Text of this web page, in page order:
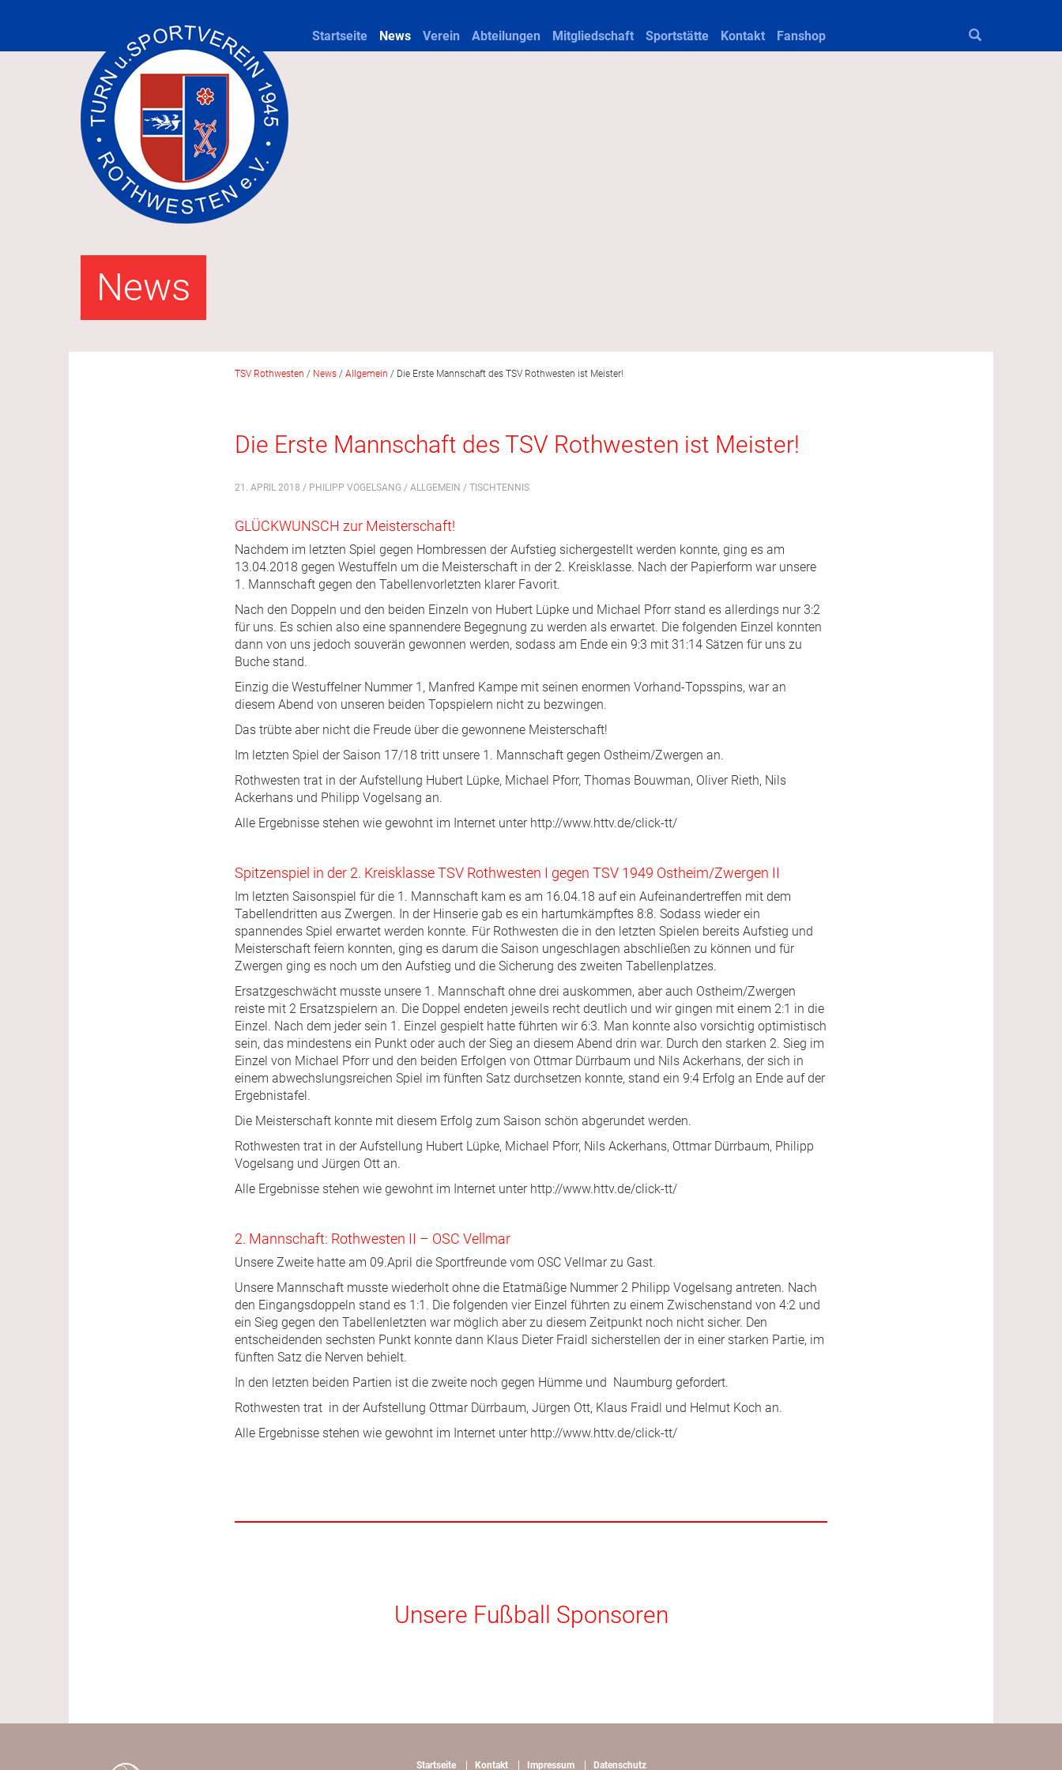
Startseite News Verein Abteilungen Mitgliedschaft Sportstätte Kontakt Fanshop
News
TSV Rothwesten / News / Allgemein / Die Erste Mannschaft des TSV Rothwesten ist Meister!
Die Erste Mannschaft des TSV Rothwesten ist Meister!
21. APRIL 2018 / PHILIPP VOGELSANG / ALLGEMEIN / TISCHTENNIS
GLÜCKWUNSCH zur Meisterschaft!
Nachdem im letzten Spiel gegen Hombressen der Aufstieg sichergestellt werden konnte, ging es am
13.04.2018 gegen Westuffeln um die Meisterschaft in der 2. Kreisklasse. Nach der Papierform war unsere
1. Mannschaft gegen den Tabellenvorletzten klarer Favorit.
Nach den Doppeln und den beiden Einzeln von Hubert Lüpke und Michael Pforr stand es allerdings nur 3:2
für uns. Es schien also eine spannendere Begegnung zu werden als erwartet. Die folgenden Einzel konnten
dann von uns jedoch souverän gewonnen werden, sodass am Ende ein 9:3 mit 31:14 Sätzen für uns zu
Buche stand.
Einzig die Westuffelner Nummer 1, Manfred Kampe mit seinen enormen Vorhand-Topsspins, war an
diesem Abend von unseren beiden Topspielern nicht zu bezwingen.
Das trübte aber nicht die Freude über die gewonnene Meisterschaft!
Im letzten Spiel der Saison 17/18 tritt unsere 1. Mannschaft gegen Ostheim/Zwergen an.
Rothwesten trat in der Aufstellung Hubert Lüpke, Michael Pforr, Thomas Bouwman, Oliver Rieth, Nils
Ackerhans und Philipp Vogelsang an.
Alle Ergebnisse stehen wie gewohnt im Internet unter http://www.httv.de/click-tt/
Spitzenspiel in der 2. Kreisklasse TSV Rothwesten I gegen TSV 1949 Ostheim/Zwergen II
Im letzten Saisonspiel für die 1. Mannschaft kam es am 16.04.18 auf ein Aufeinandertreffen mit dem
Tabellendritten aus Zwergen. In der Hinserie gab es ein hartumkämpftes 8:8. Sodass wieder ein
spannendes Spiel erwartet werden konnte. Für Rothwesten die in den letzten Spielen bereits Aufstieg und
Meisterschaft feiern konnten, ging es darum die Saison ungeschlagen abschließen zu können und für
Zwergen ging es noch um den Aufstieg und die Sicherung des zweiten Tabellenplatzes.
Ersatzgeschwächt musste unsere 1. Mannschaft ohne drei auskommen, aber auch Ostheim/Zwergen
reiste mit 2 Ersatzspielern an. Die Doppel endeten jeweils recht deutlich und wir gingen mit einem 2:1 in die
Einzel. Nach dem jeder sein 1. Einzel gespielt hatte führten wir 6:3. Man konnte also vorsichtig optimistisch
sein, das mindestens ein Punkt oder auch der Sieg an diesem Abend drin war. Durch den starken 2. Sieg im
Einzel von Michael Pforr und den beiden Erfolgen von Ottmar Dürrbaum und Nils Ackerhans, der sich in
einem abwechslungsreichen Spiel im fünften Satz durchsetzen konnte, stand ein 9:4 Erfolg an Ende auf der
Ergebnistafel.
Die Meisterschaft konnte mit diesem Erfolg zum Saison schön abgerundet werden.
Rothwesten trat in der Aufstellung Hubert Lüpke, Michael Pforr, Nils Ackerhans, Ottmar Dürrbaum, Philipp
Vogelsang und Jürgen Ott an.
Alle Ergebnisse stehen wie gewohnt im Internet unter http://www.httv.de/click-tt/
2. Mannschaft: Rothwesten II – OSC Vellmar
Unsere Zweite hatte am 09.April die Sportfreunde vom OSC Vellmar zu Gast.
Unsere Mannschaft musste wiederholt ohne die Etatmäßige Nummer 2 Philipp Vogelsang antreten. Nach
den Eingangsdoppeln stand es 1:1. Die folgenden vier Einzel führten zu einem Zwischenstand von 4:2 und
ein Sieg gegen den Tabellenletzten war möglich aber zu diesem Zeitpunkt noch nicht sicher. Den
entscheidenden sechsten Punkt konnte dann Klaus Dieter Fraidl sicherstellen der in einer starken Partie, im
fünften Satz die Nerven behielt.
In den letzten beiden Partien ist die zweite noch gegen Hümme und Naumburg gefordert.
Rothwesten trat in der Aufstellung Ottmar Dürrbaum, Jürgen Ott, Klaus Fraidl und Helmut Koch an.
Alle Ergebnisse stehen wie gewohnt im Internet unter http://www.httv.de/click-tt/
Unsere Fußball Sponsoren
Startseite Kontakt Impressum Datenschutz